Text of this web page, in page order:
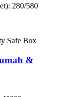
280/580
&